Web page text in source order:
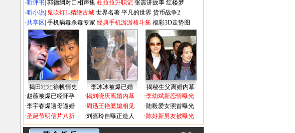
·听评书 郭德纲对口相声集 杜拉拉升职记 张震讲故事 红楼梦
·听小说 鬼吹灯1-精绝古城 世界名著 平凡的世界 货币战争2
·共享区 手机病毒杀毒专家 经典手机游游格斗集 福彩3D走势图
揭田壮壮徐帆情史 李冰冰被爆已婚
揭秘生父离婚内幕
·赵薇被爆已经怀孕
·李宇春爆遭母逼婚
·圣诞节明信片八折
·揭刘晓庆离婚内幕
·周迅王艳婆媳相见
·刘嘉玲自曝正造人
·李幼斌新恋情曝光
·陆毅爱女照首曝光
·陈好新男友被曝光